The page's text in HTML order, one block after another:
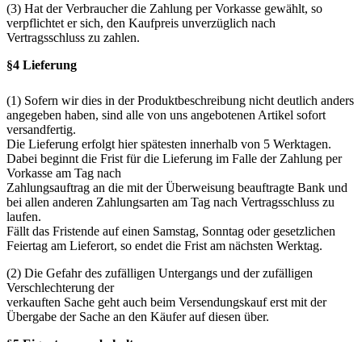
(3) Hat der Verbraucher die Zahlung per Vorkasse gewählt, so
verpflichtet er sich, den Kaufpreis unverzüglich nach
Vertragsschluss zu zahlen.
§4 Lieferung
(1) Sofern wir dies in der Produktbeschreibung nicht deutlich anders
angegeben haben, sind alle von uns angebotenen Artikel sofort
versandfertig.
Die Lieferung erfolgt hier spätesten innerhalb von 5 Werktagen.
Dabei beginnt die Frist für die Lieferung im Falle der Zahlung per
Vorkasse am Tag nach
Zahlungsauftrag an die mit der Überweisung beauftragte Bank und
bei allen anderen Zahlungsarten am Tag nach Vertragsschluss zu
laufen.
Fällt das Fristende auf einen Samstag, Sonntag oder gesetzlichen
Feiertag am Lieferort, so endet die Frist am nächsten Werktag.
(2) Die Gefahr des zufälligen Untergangs und der zufälligen
Verschlechterung der
verkauften Sache geht auch beim Versendungskauf erst mit der
Übergabe der Sache an den Käufer auf diesen über.